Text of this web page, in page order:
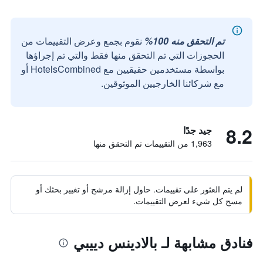
تم التحقق منه 100%
نقوم بجمع وعرض التقييمات من
الحجوزات التي تم التحقق منها فقط والتي تم إجراؤها
بواسطة مستخدمين حقيقيين مع HotelsCombined أو
مع شركائنا الخارجيين الموثوقين.
8.2 جيد جدًا
1,963 من التقييمات تم التحقق منها
لم يتم العثور على تقييمات. حاول إزالة مرشح أو تغيير بحثك أو
مسح كل شيء لعرض التقييمات.
فنادق مشابهة لـ بالادينس دييبي